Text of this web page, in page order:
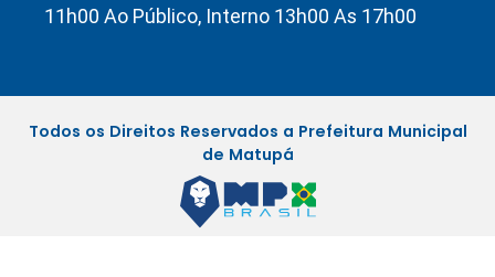
11h00 Ao Público, Interno 13h00 As 17h00
Todos os Direitos Reservados a Prefeitura Municipal
de Matupá